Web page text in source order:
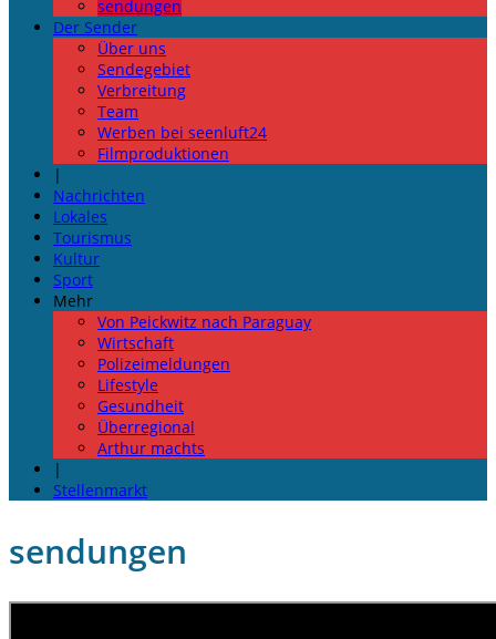
sendungen
Der Sender
Über uns
Sendegebiet
Verbreitung
Team
Werben bei seenluft24
Filmproduktionen
|
Nachrichten
Lokales
Tourismus
Kultur
Sport
Mehr
Von Peickwitz nach Paraguay
Wirtschaft
Polizeimeldungen
Lifestyle
Gesundheit
Überregional
Arthur machts
|
Stellenmarkt
sendungen